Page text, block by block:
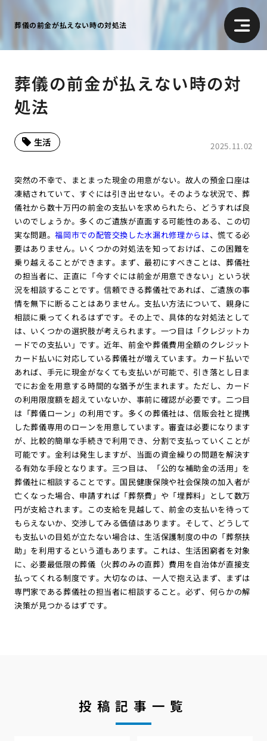
葬儀の前金が払えない時の対処法
葬儀の前金が払えない時の対
処法
2025.11.02
生活
突然の不幸で、まとまった現金の用意がない。故人の預金口座は
凍結されていて、すぐには引き出せない。そのような状況で、葬
儀社から数十万円の前金の支払いを求められたら、どうすれば良
いのでしょうか。多くのご遺族が直面する可能性のある、この切
実な問題。福岡市での配管交換した水漏れ修理からは、慌てる必
要はありません。いくつかの対処法を知っておけば、この困難を
乗り越えることができます。まず、最初にすべきことは、葬儀社
の担当者に、正直に「今すぐには前金が用意できない」という状
況を相談することです。信頼できる葬儀社であれば、ご遺族の事
情を無下に断ることはありません。支払い方法について、親身に
相談に乗ってくれるはずです。その上で、具体的な対処法として
は、いくつかの選択肢が考えられます。一つ目は「クレジットカ
ードでの支払い」です。近年、前金や葬儀費用全額のクレジット
カード払いに対応している葬儀社が増えています。カード払いで
あれば、手元に現金がなくても支払いが可能で、引き落とし日ま
でにお金を用意する時間的な猶予が生まれます。ただし、カード
の利用限度額を超えていないか、事前に確認が必要です。二つ目
は「葬儀ローン」の利用です。多くの葬儀社は、信販会社と提携
した葬儀専用のローンを用意しています。審査は必要になります
が、比較的簡単な手続きで利用でき、分割で支払っていくことが
可能です。金利は発生しますが、当面の資金繰りの問題を解決す
る有効な手段となります。三つ目は、「公的な補助金の活用」を
葬儀社に相談することです。国民健康保険や社会保険の加入者が
亡くなった場合、申請すれば「葬祭費」や「埋葬料」として数万
円が支給されます。この支給を見越して、前金の支払いを待って
もらえないか、交渉してみる価値はあります。そして、どうして
も支払いの目処が立たない場合は、生活保護制度の中の「葬祭扶
助」を利用するという道もあります。これは、生活困窮者を対象
に、必要最低限の葬儀（火葬のみの直葬）費用を自治体が直接支
払ってくれる制度です。大切なのは、一人で抱え込まず、まずは
専門家である葬儀社の担当者に相談すること。必ず、何らかの解
決策が見つかるはずです。
投稿記事一覧